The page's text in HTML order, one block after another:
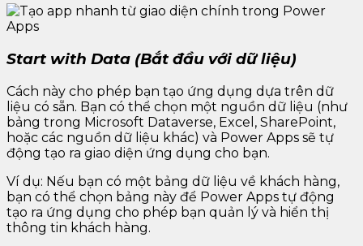
Start with Data (Bắt đầu với dữ liệu)
Cách này cho phép bạn tạo ứng dụng dựa trên dữ
liệu có sẵn. Bạn có thể chọn một nguồn dữ liệu (như
bảng trong Microsoft Dataverse, Excel, SharePoint,
hoặc các nguồn dữ liệu khác) và Power Apps sẽ tự
động tạo ra giao diện ứng dụng cho bạn.
Ví dụ: Nếu bạn có một bảng dữ liệu về khách hàng,
bạn có thể chọn bảng này để Power Apps tự động
tạo ra ứng dụng cho phép bạn quản lý và hiển thị
thông tin khách hàng.